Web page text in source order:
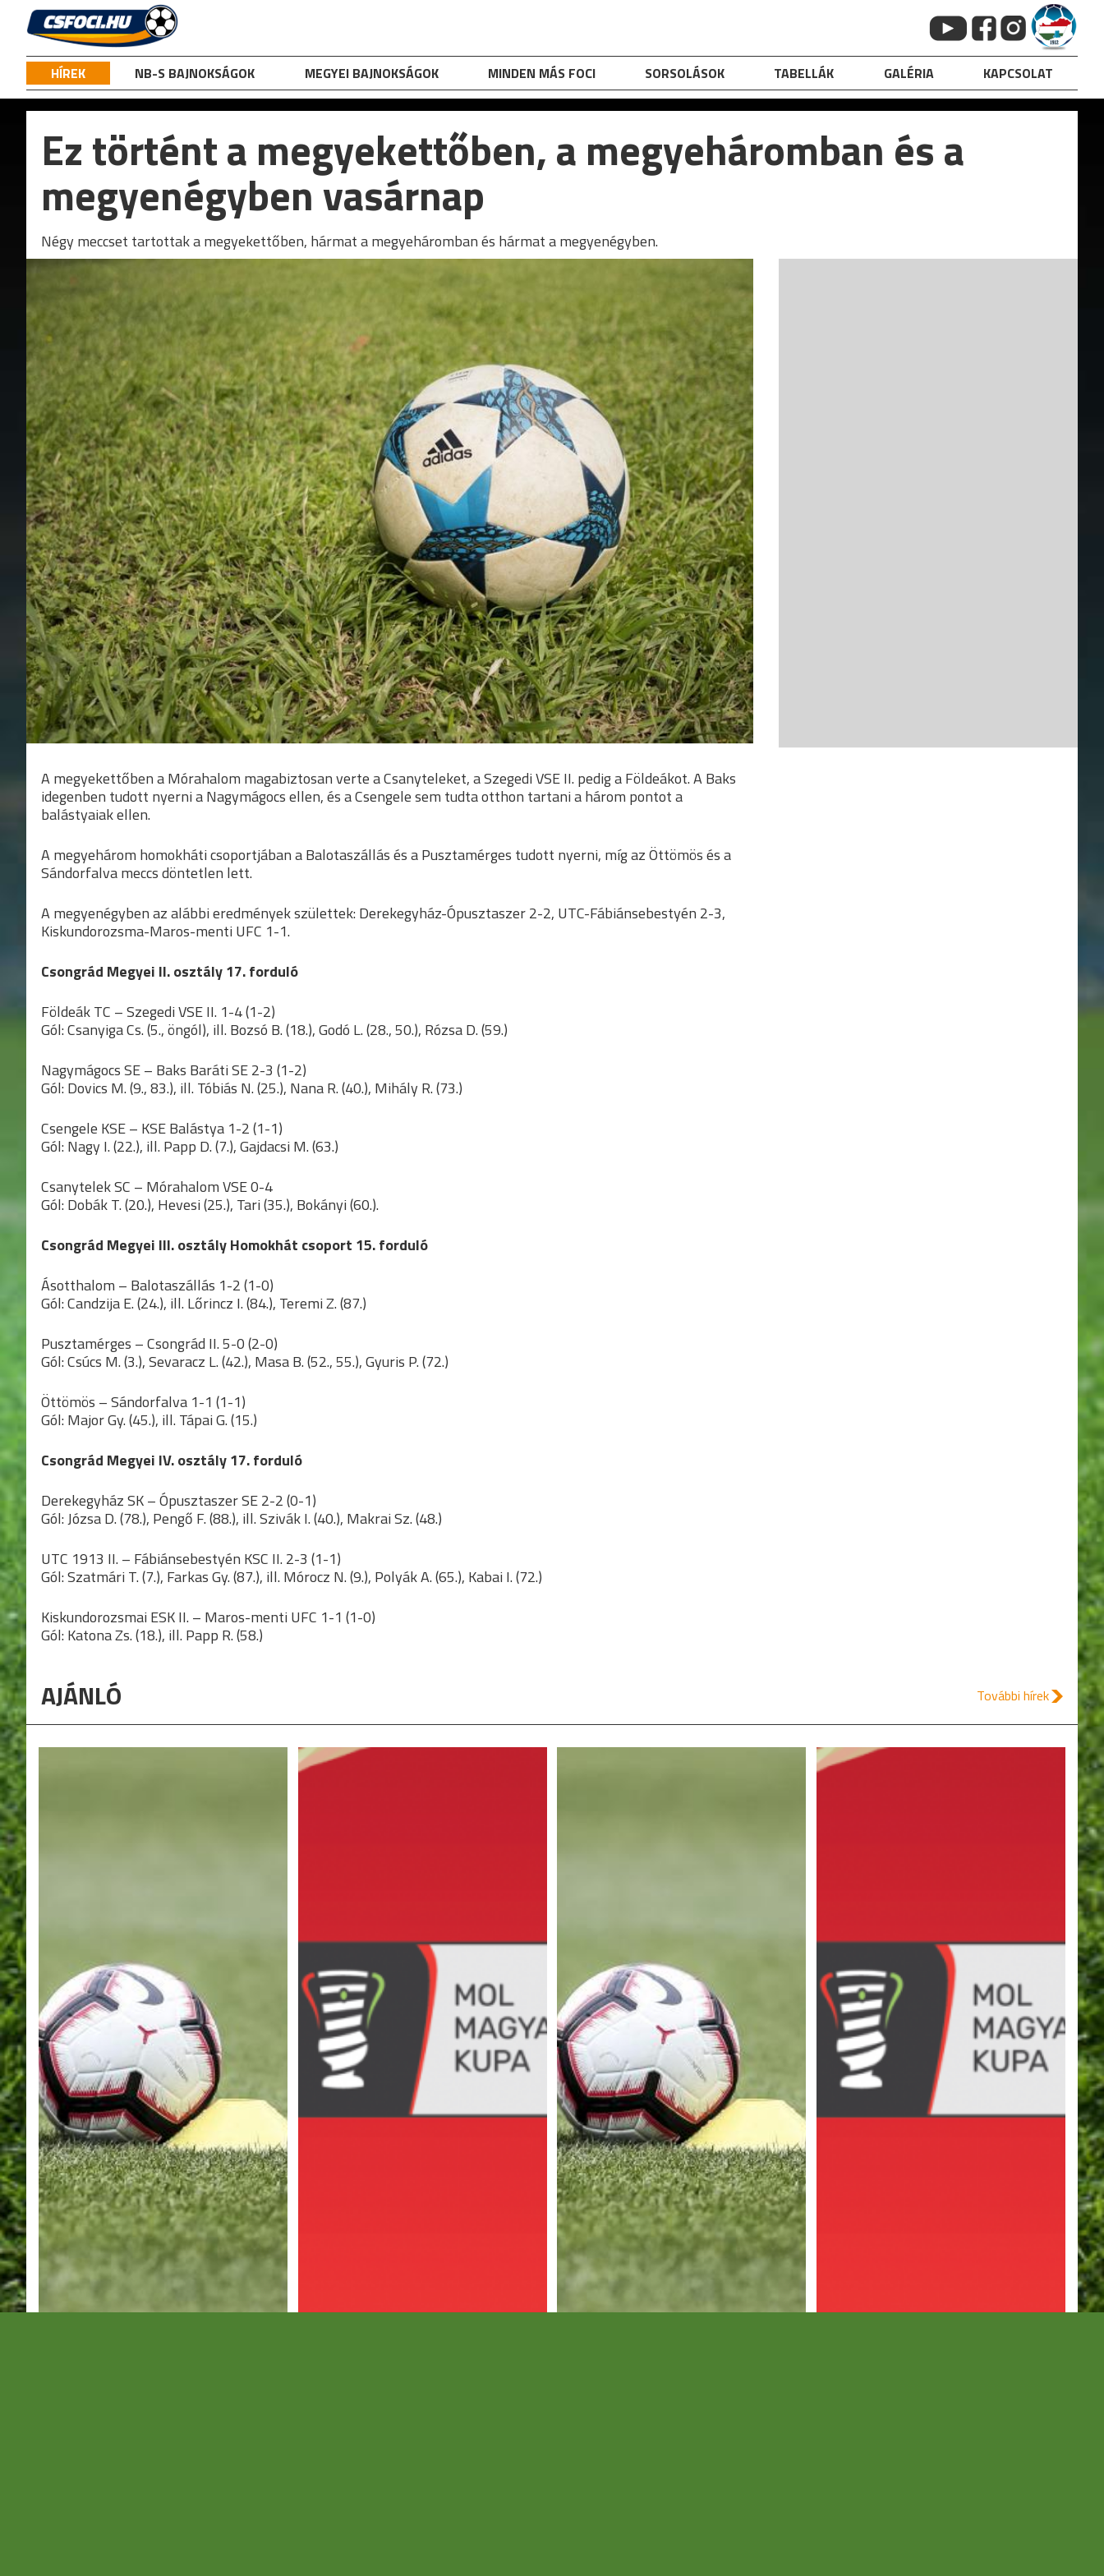
content
HÍREK NB-S BAJNOKSÁGOK MEGYEI BAJNOKSÁGOK MINDEN MÁS FOCI SORSOLÁSOK TABELLÁK GALÉRIA KAPCSOLAT
Ez történt a megyekettőben, a megyeháromban és a
megyenégyben vasárnap
Négy meccset tartottak a megyekettőben, hármat a megyeháromban és hármat a megyenégyben.
A megyekettőben a Mórahalom magabiztosan verte a Csanyteleket, a Szegedi VSE II. pedig a Földeákot. A Baks
idegenben tudott nyerni a Nagymágocs ellen, és a Csengele sem tudta otthon tartani a három pontot a
balástyaiak ellen.
A megyehárom homokháti csoportjában a Balotaszállás és a Pusztamérges tudott nyerni, míg az Öttömös és a
Sándorfalva meccs döntetlen lett.
A megyenégyben az alábbi eredmények születtek: Derekegyház-Ópusztaszer 2-2, UTC-Fábiánsebestyén 2-3,
Kiskundorozsma-Maros-menti UFC 1-1.
Csongrád Megyei II. osztály 17. forduló
Földeák TC – Szegedi VSE II. 1-4 (1-2)
Gól: Csanyiga Cs. (5., öngól), ill. Bozsó B. (18.), Godó L. (28., 50.), Rózsa D. (59.)
Nagymágocs SE – Baks Baráti SE 2-3 (1-2)
Gól: Dovics M. (9., 83.), ill. Tóbiás N. (25.), Nana R. (40.), Mihály R. (73.)
Csengele KSE – KSE Balástya 1-2 (1-1)
Gól: Nagy I. (22.), ill. Papp D. (7.), Gajdacsi M. (63.)
Csanytelek SC – Mórahalom VSE 0-4
Gól: Dobák T. (20.), Hevesi (25.), Tari (35.), Bokányi (60.).
Csongrád Megyei III. osztály Homokhát csoport 15. forduló
Ásotthalom – Balotaszállás 1-2 (1-0)
Gól: Candzija E. (24.), ill. Lőrincz I. (84.), Teremi Z. (87.)
Pusztamérges – Csongrád II. 5-0 (2-0)
Gól: Csúcs M. (3.), Sevaracz L. (42.), Masa B. (52., 55.), Gyuris P. (72.)
Öttömös – Sándorfalva 1-1 (1-1)
Gól: Major Gy. (45.), ill. Tápai G. (15.)
Csongrád Megyei IV. osztály 17. forduló
Derekegyház SK – Ópusztaszer SE 2-2 (0-1)
Gól: Józsa D. (78.), Pengő F. (88.), ill. Szivák I. (40.), Makrai Sz. (48.)
UTC 1913 II. – Fábiánsebestyén KSC II. 2-3 (1-1)
Gól: Szatmári T. (7.), Farkas Gy. (87.), ill. Mórocz N. (9.), Polyák A. (65.), Kabai I. (72.)
Kiskundorozsmai ESK II. – Maros-menti UFC 1-1 (1-0)
Gól: Katona Zs. (18.), ill. Papp R. (58.)
AJÁNLÓ További hírek